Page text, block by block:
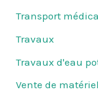
Transport
Travaux
Travaux d'eau
Vente de